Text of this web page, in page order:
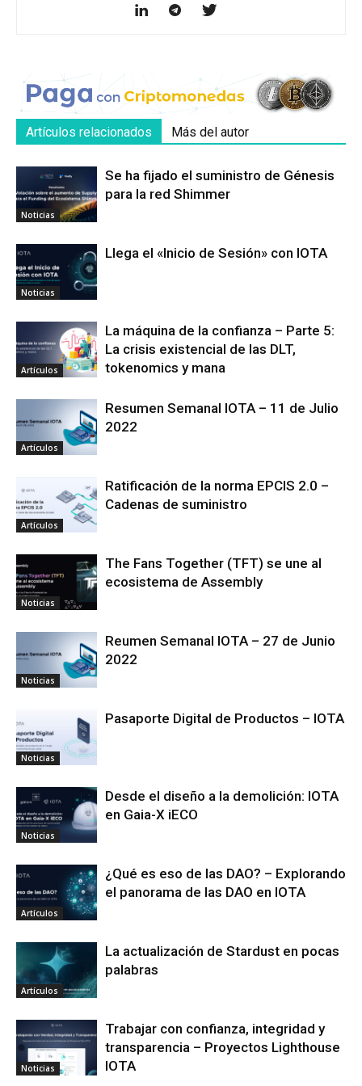
Artículos relacionados Más del autor
Noticias
Se ha fijado el suministro de Génesis
para la red Shimmer
Noticias
Llega el «Inicio de Sesión» con IOTA
Artículos
La máquina de la confianza – Parte 5:
La crisis existencial de las DLT,
tokenomics y mana
Artículos
Resumen Semanal IOTA – 11 de Julio
2022
Artículos
Ratificación de la norma EPCIS 2.0 –
Cadenas de suministro
Noticias
The Fans Together (TFT) se une al
ecosistema de Assembly
Noticias
Reumen Semanal IOTA – 27 de Junio
2022
Noticias
Pasaporte Digital de Productos – IOTA
Noticias
Desde el diseño a la demolición: IOTA
en Gaia-X iECO
Artículos
¿Qué es eso de las DAO? – Explorando
el panorama de las DAO en IOTA
Artículos
La actualización de Stardust en pocas
palabras
Noticias
Trabajar con confianza, integridad y
transparencia – Proyectos Lighthouse
IOTA